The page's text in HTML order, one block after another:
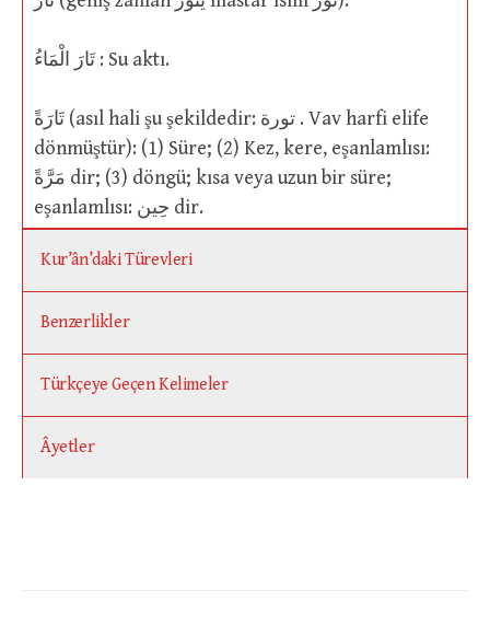
تَارَ الْمَاءُ : Su aktı.
تَارَةً (asıl hali şu şekildedir: تورة . Vav harfi elife
dönmüştür): (1) Süre; (2) Kez, kere, eşanlamlısı:
مَرَّةً dir; (3) döngü; kısa veya uzun bir süre;
eşanlamlısı: حِين dir.
Kur’ân’daki Türevleri
Benzerlikler
Türkçeye Geçen Kelimeler
Âyetler